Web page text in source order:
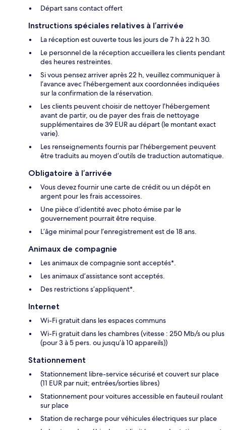
Départ sans contact offert
Instructions spéciales relatives à l’arrivée
La réception est ouverte tous les jours de 7 h à 22 h 30.
Le personnel de la réception accueillera les clients pendant
des heures restreintes.
Si vous pensez arriver après 22 h, veuillez communiquer à
l’avance avec l’hébergement aux coordonnées indiquées
sur la confirmation de la réservation.
Les clients peuvent choisir de nettoyer l’hébergement
avant de partir, ou de payer des frais de nettoyage
supplémentaires de 39 EUR au départ (le montant exact
varie).
Les renseignements fournis par l’hébergement peuvent
être traduits au moyen d’outils de traduction automatique.
Obligatoire à l’arrivée
Vous devez fournir une carte de crédit ou un dépôt en
argent pour les frais accessoires.
Une pièce d’identité avec photo émise par le
gouvernement pourrait être requise.
L’âge minimal pour l’enregistrement est de 18 ans.
Animaux de compagnie
Les animaux de compagnie sont acceptés*.
Les animaux d’assistance sont acceptés.
Des restrictions s’appliquent*.
Internet
Wi-Fi gratuit dans les espaces communs
Wi-Fi gratuit dans les chambres (vitesse : 250 Mb/s ou plus
(pour 3 à 5 pers. ou jusqu’à 10 appareils))
Stationnement
Stationnement libre-service sécurisé et couvert sur place
(11 EUR par nuit; entrées/sorties libres)
Stationnement pour voitures accessible en fauteuil roulant
sur place
Station de recharge pour véhicules électriques sur place